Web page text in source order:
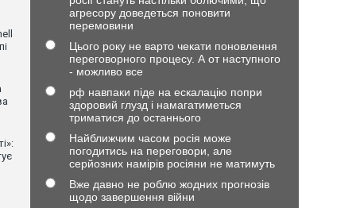
агресору доведеться поновити
перемовини
Цього року не варто чекати поновлення
переговорного процесу. А от наступного
- можливо все
рф навпаки піде на ескалацію попри
здоровий глузд і намагатиметься
триматися до останнього
Найближчим часом росія може
погодитись на переговори, але
серйозних намірів росіяни не матимуть
Вже давно не роблю жодних прогнозів
щодо завершення війни